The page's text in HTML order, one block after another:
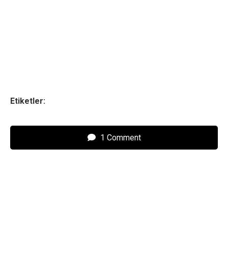
Etiketler:
1 Comment